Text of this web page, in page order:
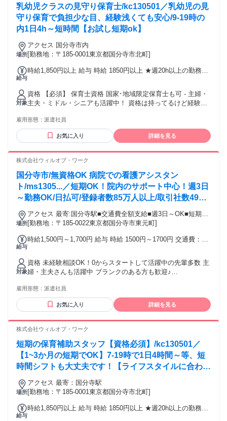
以上） ＊主たる生計者でない人かつ世帯年収が500万円以上
乳幼児クラスの見守り保育士/kc130501／乳幼児の見
守り保育で負担少な目、経験浅くても安心/9-19時の
内1日4h～短時間【お試し短期ok】
場所
アクセス 国分寺市内
[勤務地：〒185-0001東京都国分寺市北町]
給与
時給1,850円以上 給与 時給 1850円以上 ★週20h以上の勤務で
給(ガソリン代も支給！)
対象
資格 【必須】 保育士資格 国家･地域限定保育士も可 - 主婦・
主夫・ミドル・シニアも活躍中！ 資格は持ってるけど経験が
- 以前保育士として働いていたけど ブランクもあるし、 本復
帰は不安… 趣味や家庭優先で働きたい… などという方も大歓
ビーシッターや 小規模保育園、学童保育、病院内保育、 など
間未満のお仕事を希望される場合は 下記に該当する方が対象
となります。 ＊60歳以上 ＊昼間学生（雇用保険法の適用を受
けない学生） ＊副業として従事する人（本業年収が500万円
以上） ＊主たる生計者でない人かつ世帯年収が500万円以上
雇用形態： 派遣社員
お気に入り 詳細を見る
株式会社ウィルオブ・ワーク
国分寺市/無資格OK 病院での看護アシスタン
ト/ms1305...／短期OK！院内のサポート中心！週3日
～勤務OK/日払可/登録者数85万人以上/取引社数4900
社以上
場所
アクセス 最寄:国分寺駅■交通費全額支給■週3日～OK■短期
OK■履歴書不要
[勤務地：〒185-0022東京都国分寺市東元町]
給与
時給1,500円～1,700円 給与 時給 1500円～1700円 交通費：通
対象
資格 未経験相談OK！0からスタートして活躍中の先輩多数 主
婦・主夫さんも活躍中 ブランクのある方も歓迎♪
働いていたけど ブランクもあるし、本復帰は不安... 趣味や家
庭優先で働きたい... などという方も大歓迎！ 専門のスタッフ
が貴方の希望に沿った 職場を紹介します♪
ド）、 看護補助者の経験はもちろん、 介護職員、介護スタッ
ど、 看護系以外の資格・経験も活かせる職場です
―――――――――――――――― 日本・中国・ベトナム・
フィリピン・ネパール出身の方など、 グローバルなスタッフ
が活躍中 ―――――――――――――――― 事業内容 派遣
／(派)13-080490・請負／登録制
――――――――――――――――
雇用形態： 派遣社員
お気に入り 詳細を見る
株式会社ウィルオブ・ワーク
短期の保育補助スタッフ【資格必須】/kc130501／
【1~3か月の短期でOK】7-19時で1日4時間～等、短
時間シフトも大丈夫です！【ライフスタイルに合わせ
て働こう♪】
場所
アクセス 最寄：国分寺駅
[勤務地：〒185-0001東京都国分寺市北町]
給与
時給1,850円以上 給与 時給 1850円以上 ★週20h以上の勤務で